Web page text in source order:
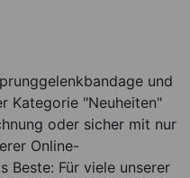
und
Kategorie "Neuheiten"
oder sicher mit nur
Online-
Beste: Für viele unserer